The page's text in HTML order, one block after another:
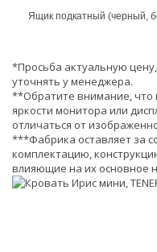
Ящик подкатный (черный,
*Просьба актуальную
уточнять у менеджера.
**Обратите внимание, что
яркости монитора или
отличаться от
***Фабрика оставляет за
комплектацию,
влияющие на их основное